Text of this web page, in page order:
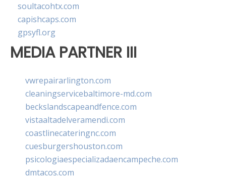
soultacohtx.com
capishcaps.com
gpsyfl.org
MEDIA PARTNER III
vwrepairarlington.com
cleaningservicebaltimore-md.com
beckslandscapeandfence.com
vistaaltadelveramendi.com
coastlinecateringnc.com
cuesburgershouston.com
psicologiaespecializadaencampeche.com
dmtacos.com